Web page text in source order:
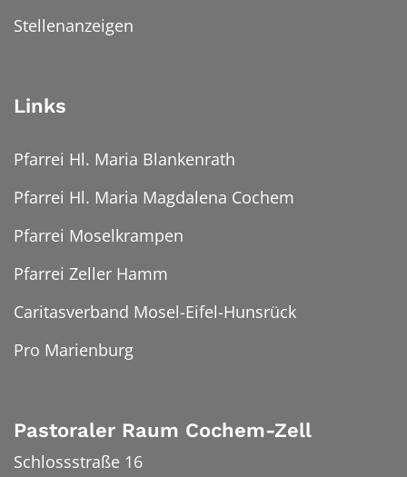
Stellenanzeigen
Links
Pfarrei Hl. Maria Blankenrath
Pfarrei Hl. Maria Magdalena Cochem
Pfarrei Moselkrampen
Pfarrei Zeller Hamm
Caritasverband Mosel-Eifel-Hunsrück
Pro Marienburg
Pastoraler Raum Cochem-Zell
Schlossstraße 16